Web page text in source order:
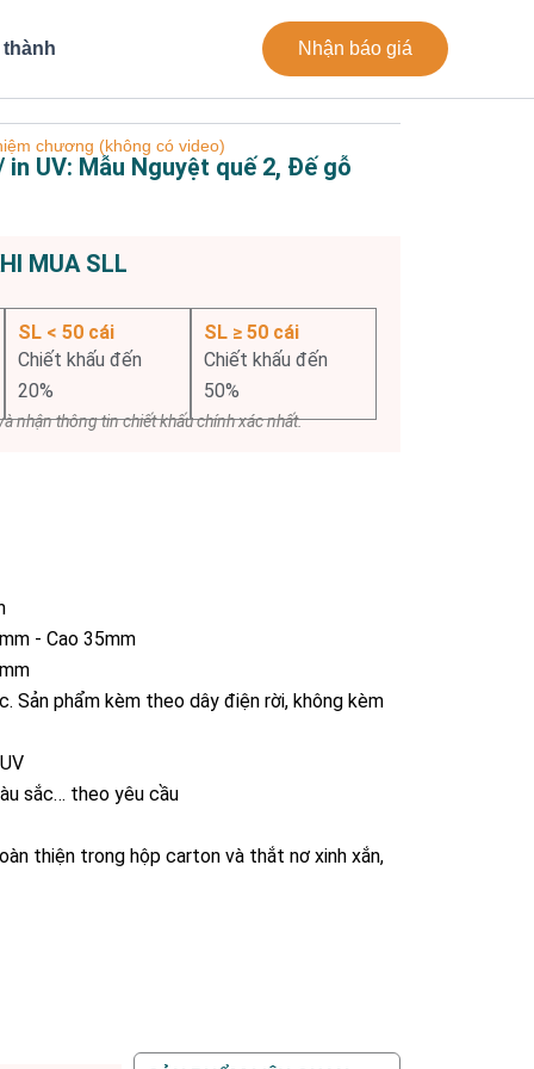
thành Nhận báo giá
chương (không có video)
UV: Mẫu Nguyệt quế 2, Đế gỗ
MUA SLL
SL < 50 cái
Chiết khấu đến
20%
SL ≥ 50 cái
Chiết khấu đến
50%
nhận thông tin chiết khấu chính xác nhất.
- Cao 35mm
Sản phẩm kèm theo dây điện rời, không kèm
sắc… theo yêu cầu
thiện trong hộp carton và thắt nơ xinh xắn,